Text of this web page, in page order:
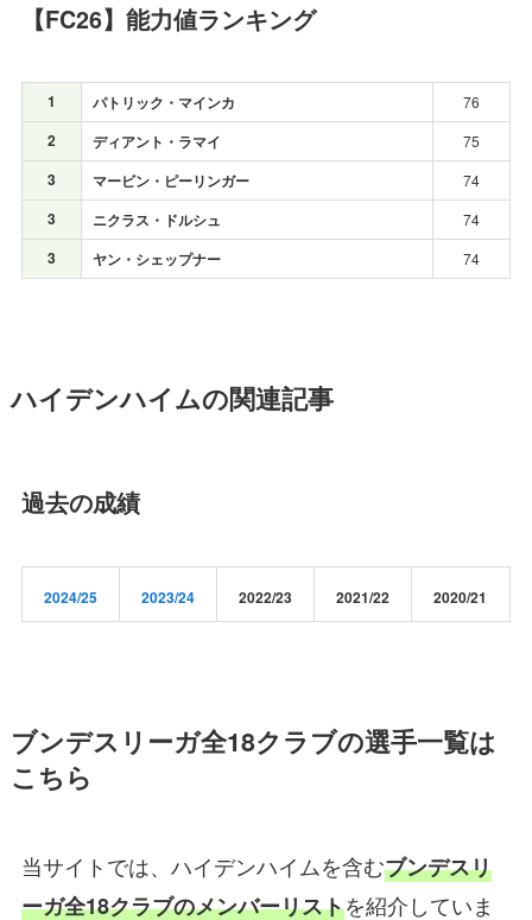
【FC26】能力値ランキング
1 パトリック・マインカ 76
2 ディアント・ラマイ 75
3 マービン・ピーリンガー 74
3 ニクラス・ドルシュ 74
3 ヤン・シェップナー 74
ハイデンハイムの関連記事
過去の成績
2024/25 2023/24 2022/23 2021/22 2020/21
ブンデスリーガ全18クラブの選手一覧は
こちら
当サイトでは、ハイデンハイムを含むブンデスリ
ーガ全18クラブのメンバーリストを紹介していま